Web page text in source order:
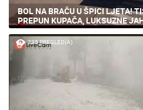
BOL NA BRAČU U ŠPICI LJETA!
PREPUN KUPAČA, LUKSUZNE
235 PREGLED(A)